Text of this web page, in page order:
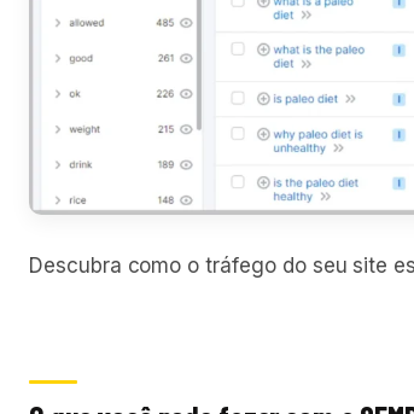
Descubra como o tráfego do seu site